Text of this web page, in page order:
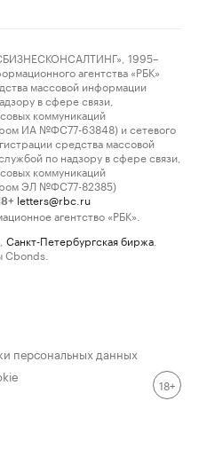
1995–
агентства «РБК»
массовой информации
в сфере связи,
коммуникаций
ИА №ФС77-63848) и сетевого
средства массовой
по надзору в сфере связи,
коммуникаций
ЭЛ №ФС77-82385)
letters@rbc.ru
агентство «РБК».
Санкт-Петербургская биржа
Cbonds.
персональных данных
18+